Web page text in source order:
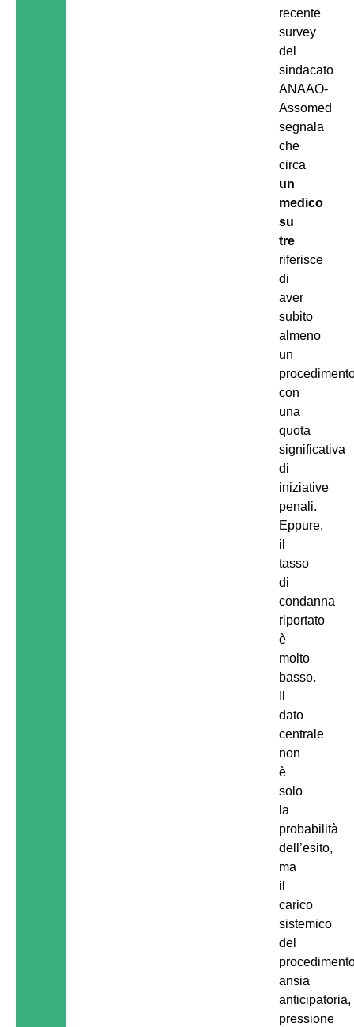
recente
survey
del
sindacato
ANAAO-
Assomed
segnala
che
circa
un
medico
su
tre
riferisce
di
aver
subito
almeno
un
con
una
quota
significativa
di
iniziative
penali.
Eppure,
il
tasso
di
condanna
riportato
è
molto
basso.
dato
centrale
non
è
solo
la
probabilità
dell’esito,
ma
il
carico
sistemico
del
ansia
anticipatoria,
pressione